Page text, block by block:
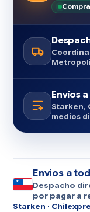
Envíos
Starken,
medios
Envíos a
Despacho
por pagar a
Starken ·